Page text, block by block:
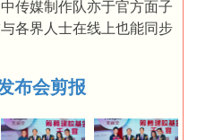
传媒制作队亦于官方面子
各界人士在线上也能同步
布会剪报